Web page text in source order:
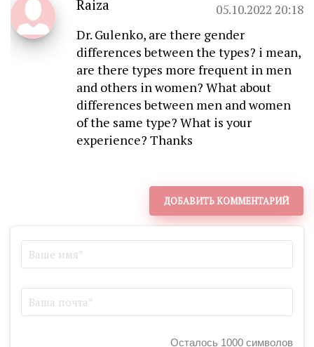
Raiza
05.10.2022 20:18
Dr. Gulenko, are there gender
differences between the types? i mean,
are there types more frequent in men
and others in women? What about
differences between men and women
of the same type? What is your
experience? Thanks
ДОБАВИТЬ КОММЕНТАРИЙ
Осталось 1000 символов